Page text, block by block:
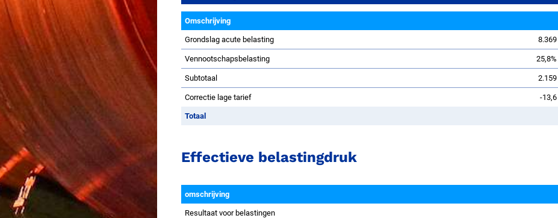
Omschrijving
Grondslag acute belasting 8.369
Vennootschapsbelasting 25,8%
Subtotaal 2.159
Correctie lage tarief -13,6
Totaal
Effectieve belastingdruk
omschrijving
Resultaat voor belastingen